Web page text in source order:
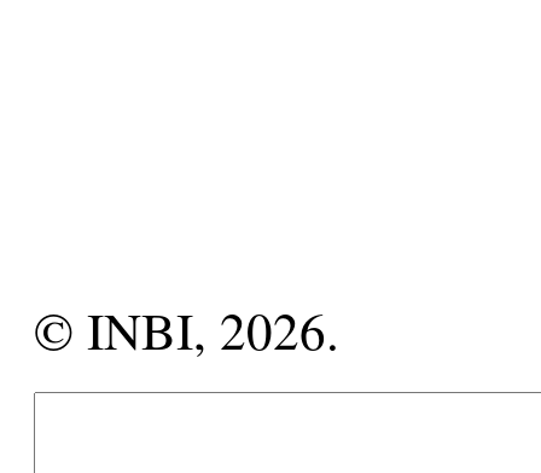
© INBI, 2026.